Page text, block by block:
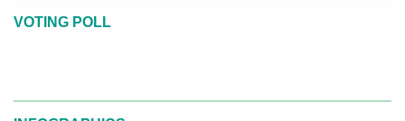
VOTING POLL